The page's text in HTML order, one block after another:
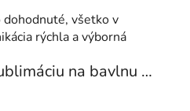
dohodnuté, všetko v
rýchla a výborná
Prášok pre sublimáciu na bavlnu 1 kg
je 5 z 5 hviezdičiek.